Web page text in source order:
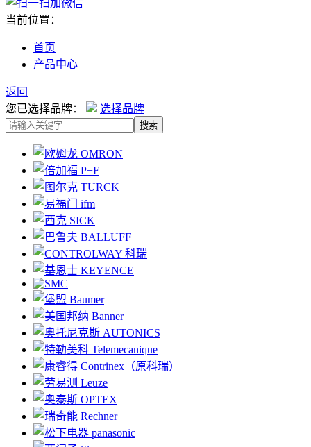
当前位置：
首页
产品中心
返回
您已选择品牌：
选择品牌
搜索